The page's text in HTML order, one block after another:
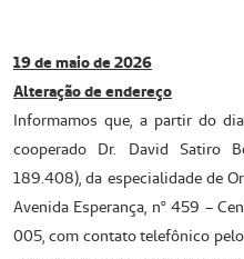
19 de maio de 2026
Alteração de endereço
Informamos que, a partir do
cooperado Dr. David Satiro
189.408), da especialidade de
Avenida Esperança, nº 459 –
005, com contato telefônico